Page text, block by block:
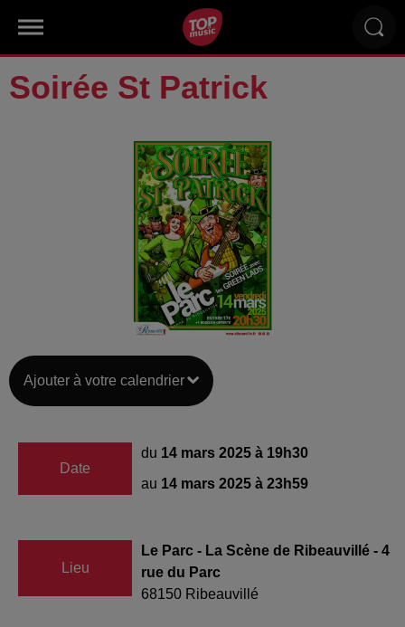
Soirée St Patrick
Ajouter à votre calendrier
Date
du 14 mars 2025 à 19h30
au 14 mars 2025 à 23h59
Lieu
Le Parc - La Scène de Ribeauvillé - 4
rue du Parc
68150 Ribeauvillé